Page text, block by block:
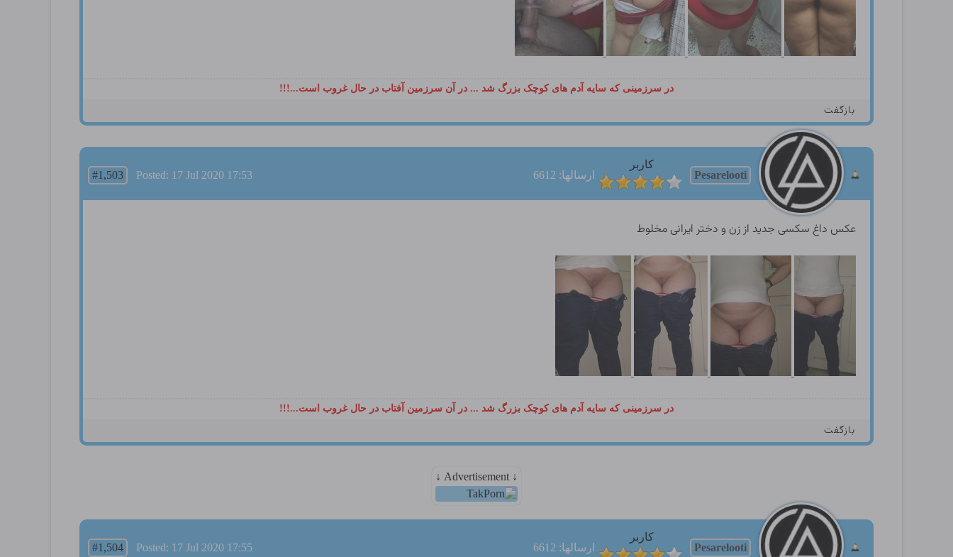
در سرزمینی که سایه آدم های کوچک بزرگ شد ... در آن سرزمین آفتاب در حال غروب است...!!!
بازگفت
Pesarelooti
کاربر
ارسالها: 6612
#1,503 Posted: 17 Jul 2020 17:53
عکس داغ سکسی جدید از زن و دختر ایرانی مخلوط
در سرزمینی که سایه آدم های کوچک بزرگ شد ... در آن سرزمین آفتاب در حال غروب است...!!!
بازگفت
↓ Advertisement ↓
Pesarelooti
کاربر
ارسالها: 6612
#1,504 Posted: 17 Jul 2020 17:55